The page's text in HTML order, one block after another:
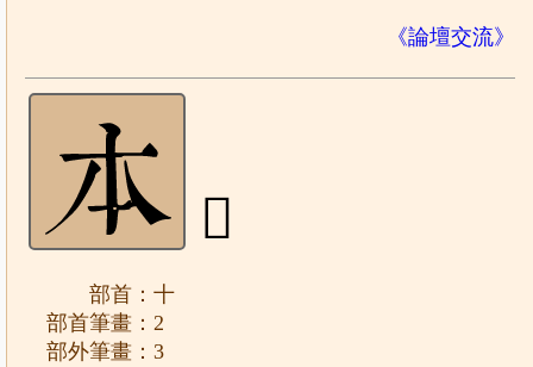
《論壇交流》
𠥽
部首：十
部首筆畫：2
部外筆畫：3